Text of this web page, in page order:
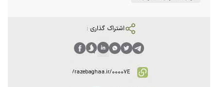
اشتراک گذاری :